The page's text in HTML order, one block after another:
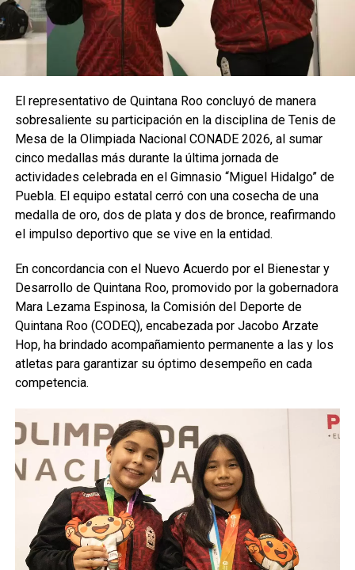
El representativo de Quintana Roo concluyó de manera
sobresaliente su participación en la disciplina de Tenis de
Mesa de la Olimpiada Nacional CONADE 2026, al sumar
cinco medallas más durante la última jornada de
actividades celebrada en el Gimnasio “Miguel Hidalgo” de
Puebla. El equipo estatal cerró con una cosecha de una
medalla de oro, dos de plata y dos de bronce, reafirmando
el impulso deportivo que se vive en la entidad.
En concordancia con el Nuevo Acuerdo por el Bienestar y
Desarrollo de Quintana Roo, promovido por la gobernadora
Mara Lezama Espinosa, la Comisión del Deporte de
Quintana Roo (CODEQ), encabezada por Jacobo Arzate
Hop, ha brindado acompañamiento permanente a las y los
atletas para garantizar su óptimo desempeño en cada
competencia.